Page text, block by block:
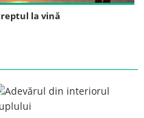
la vină